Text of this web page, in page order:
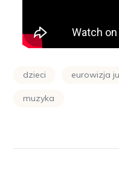
dzieci eurowizja
muzyka